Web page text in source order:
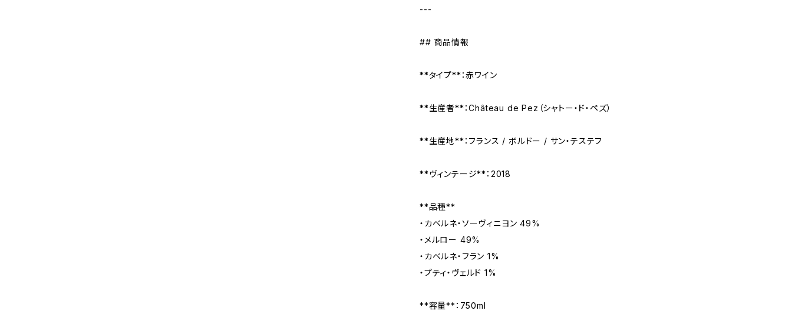
---
## 商品情報
**タイプ**：赤ワイン
**生産者**：Château de Pez（シャトー・ド・ペズ）
**生産地**：フランス / ボルドー / サン・テステフ
**ヴィンテージ**：2018
**品種**
・カベルネ・ソーヴィニヨン 49%
・メルロー 49%
・カベルネ・フラン 1%
・プティ・ヴェルド 1%
**容量**：750ml